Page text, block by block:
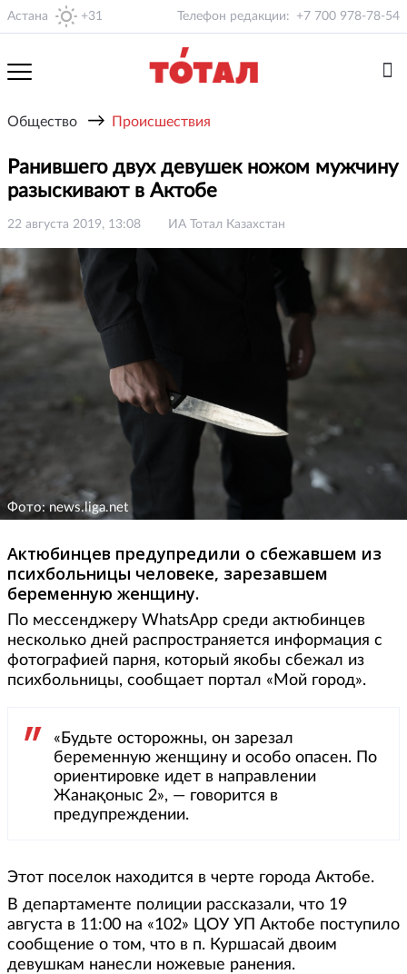
Астана +31 Телефон редакции: +7 700 978-78-54
Общество → Происшествия
Ранившего двух девушек ножом мужчину
разыскивают в Актобе
22 августа 2019, 13:08 ИА Тотал Казахстан
Фото: news.liga.net
Актюбинцев предупредили о сбежавшем из
психбольницы человеке, зарезавшем
беременную женщину.
По мессенджеру WhatsApp среди актюбинцев
несколько дней распространяется информация с
фотографией парня, который якобы сбежал из
психбольницы, сообщает портал «Мой город».
«Будьте осторожны, он зарезал
беременную женщину и особо опасен. По
ориентировке идет в направлении
Жанақоныс 2», — говорится в
предупреждении.
Этот поселок находится в черте города Актобе.
В департаменте полиции рассказали, что 19
августа в 11:00 на «102» ЦОУ УП Актобе поступило
сообщение о том, что в п. Куршасай двоим
девушкам нанесли ножевые ранения.